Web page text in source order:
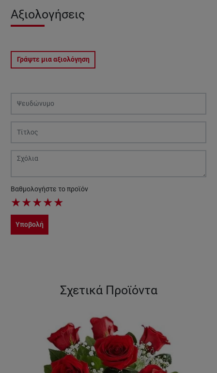
Αξιολογήσεις
Γράψτε μια αξιολόγηση
Βαθμολογήστε το προϊόν
★★★★★
Υποβολή
Σχετικά Προϊόντα